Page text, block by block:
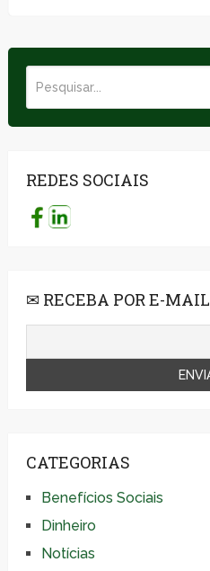
REDES SOCIAIS
✉ RECEBA POR E-MAIL
CATEGORIAS
Benefícios Sociais
Dinheiro
Notícias